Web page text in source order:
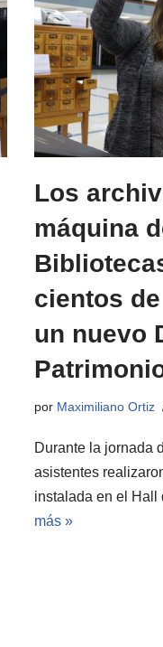
Los
máquina
cientos
un nuevo
por Maximiliano Ortiz
Durante la jornada
asistentes
instalada en el
más »